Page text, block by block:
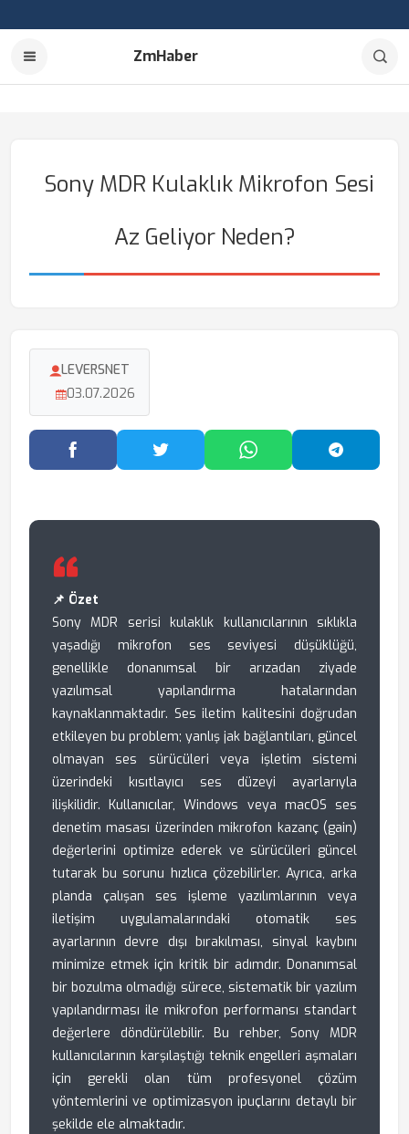
ZmHaber
Sony MDR Kulaklık Mikrofon Sesi
Az Geliyor Neden?
LEVERSNET
03.07.2026
Facebook'ta PaylaşTwitter'da PaylaşWhatsApp'ta Paylaş
📌 Özet
Sony MDR serisi kulaklık kullanıcılarının sıklıkla
yaşadığı mikrofon ses seviyesi düşüklüğü,
genellikle donanımsal bir arızadan ziyade
yazılımsal yapılandırma hatalarından
kaynaklanmaktadır. Ses iletim kalitesini doğrudan
etkileyen bu problem; yanlış jak bağlantıları, güncel
olmayan ses sürücüleri veya işletim sistemi
üzerindeki kısıtlayıcı ses düzeyi ayarlarıyla
ilişkilidir. Kullanıcılar, Windows veya macOS ses
denetim masası üzerinden mikrofon kazanç (gain)
değerlerini optimize ederek ve sürücüleri güncel
tutarak bu sorunu hızlıca çözebilirler. Ayrıca, arka
planda çalışan ses işleme yazılımlarının veya
iletişim uygulamalarındaki otomatik ses
ayarlarının devre dışı bırakılması, sinyal kaybını
minimize etmek için kritik bir adımdır. Donanımsal
bir bozulma olmadığı sürece, sistematik bir yazılım
yapılandırması ile mikrofon performansı standart
değerlere döndürülebilir. Bu rehber, Sony MDR
kullanıcılarının karşılaştığı teknik engelleri aşmaları
için gerekli olan tüm profesyonel çözüm
yöntemlerini ve optimizasyon ipuçlarını detaylı bir
şekilde ele almaktadır.